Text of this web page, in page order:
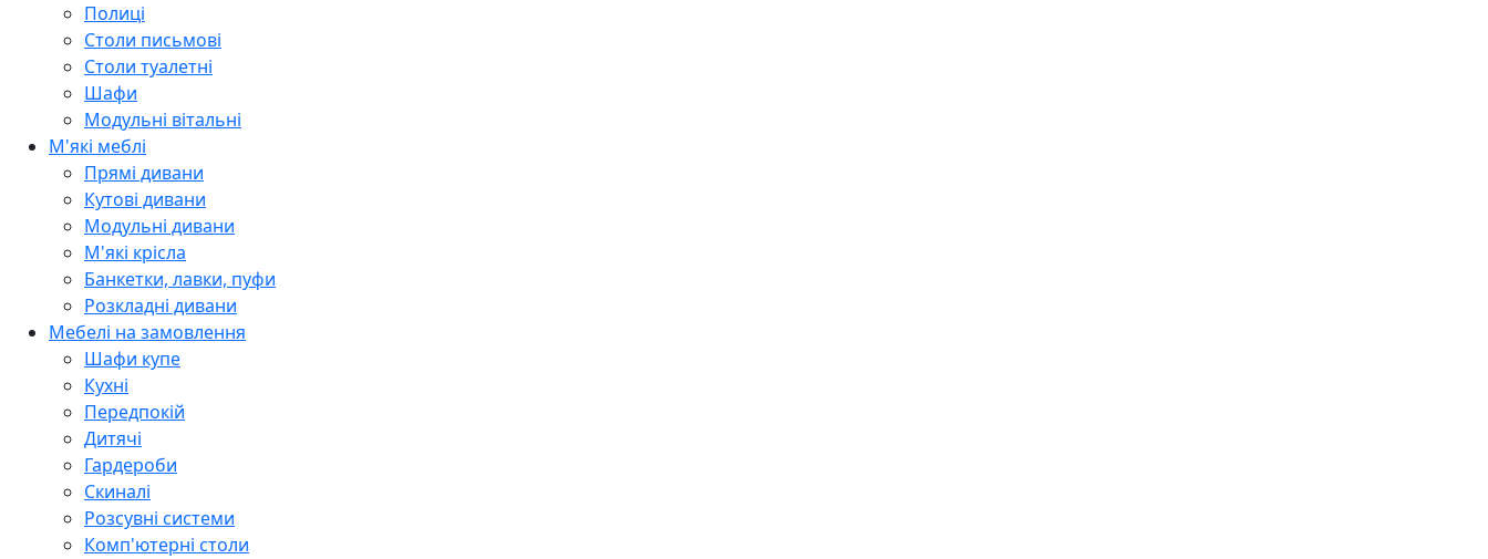
Полиці
Столи письмові
Столи туалетні
Шафи
Модульні вітальні
М'які меблі
Прямі дивани
Кутові дивани
Модульні дивани
М'які крісла
Банкетки, лавки, пуфи
Розкладні дивани
Мебелі на замовлення
Шафи купе
Кухні
Передпокій
Дитячі
Гардероби
Скиналі
Розсувні системи
Комп'ютерні столи